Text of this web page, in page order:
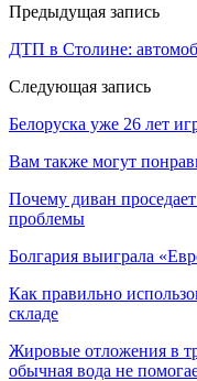
Предыдущая запись
ДТП в Столине:
Следующая запись
Белоруска уже 26 лет
Вам также могут
Почему диван
проблемы
Болгария выиграла
Как правильно
складе
Жировые отложения в
обычная вода не